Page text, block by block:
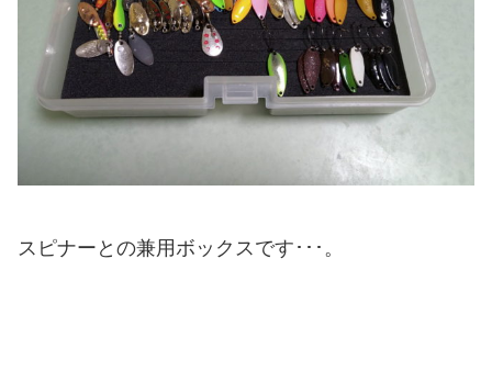
スピナーとの兼用ボックスです･･･。